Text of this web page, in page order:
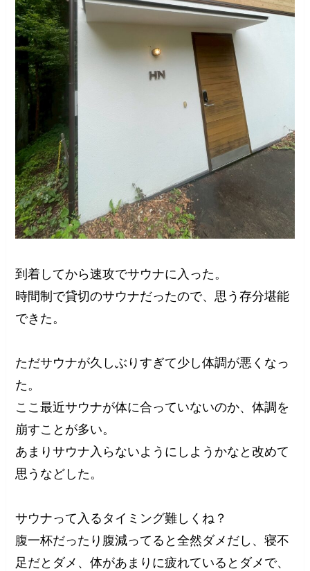
到着してから速攻でサウナに入った。
時間制で貸切のサウナだったので、思う存分堪能
できた。
ただサウナが久しぶりすぎて少し体調が悪くなっ
た。
ここ最近サウナが体に合っていないのか、体調を
崩すことが多い。
あまりサウナ入らないようにしようかなと改めて
思うなどした。
サウナって入るタイミング難しくね？
腹一杯だったり腹減ってると全然ダメだし、寝不
足だとダメ、体があまりに疲れているとダメで、